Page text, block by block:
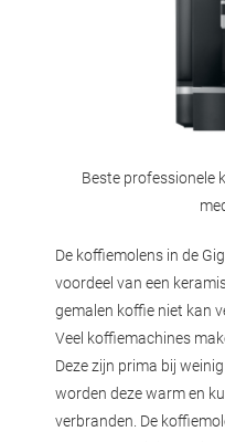
Beste professionele
De koffiemolens in de
voordeel van een
gemalen koffie niet kan
Veel koffiemachines
Deze zijn prima bij
worden deze warm en
verbranden. De